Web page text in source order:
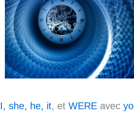
I, she, he, it, et WERE avec